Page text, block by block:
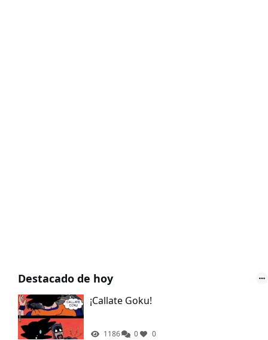
Destacado de hoy
¡Callate Goku!
1186 0 0